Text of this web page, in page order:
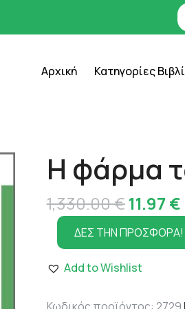
Αρχική Κατηγορίες
Η φάρμα
1,330.00€Original
price
was:
11.97 €Η
ΔΕΣ ΤΗΝ ΠΡΟΣΦΟΡΑ!
Add to Wishlist